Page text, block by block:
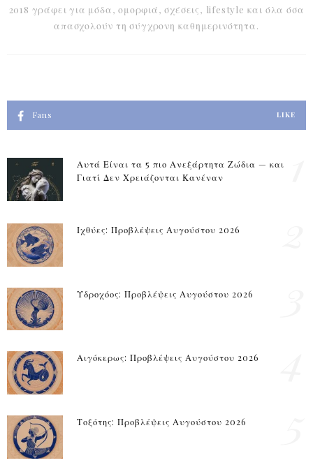
2018 γράφει για μόδα, ομορφιά, σχέσεις, lifestyle και όλα όσα
απασχολούν τη σύγχρονη καθημερινότητα.
Fans LIKE
Αυτά Είναι τα 5 πιο Ανεξάρτητα Ζώδια — και
Γιατί Δεν Χρειάζονται Κανέναν
Ιχθύες: Προβλέψεις Αυγούστου 2026
Υδροχόος: Προβλέψεις Αυγούστου 2026
Αιγόκερως: Προβλέψεις Αυγούστου 2026
Τοξότης: Προβλέψεις Αυγούστου 2026